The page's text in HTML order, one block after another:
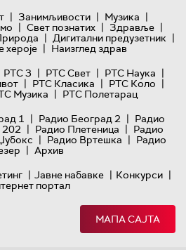
| Занимљивости | Музика |
| Свет познатих | Здравље |
| Дигитални предузетник |
хероје | Наизглед здрав
РТС 3 | РТС Свет | РТС Наука |
| РТС Класика | РТС Коло |
Музика | РТС Полетарац
1 | Радио Београд 2 | Радио
202 | Радио Плетеница | Радио
| Радио Вртешка | Радио
| Архив
| Јавне набавке | Конкурси |
портал
МАПА САЈТА